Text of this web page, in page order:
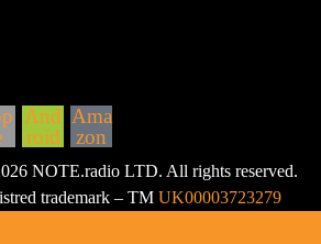
And
roid
Ama
zon
NOTE.radio LTD. All rights reserved.
trademark – TM UK00003723279